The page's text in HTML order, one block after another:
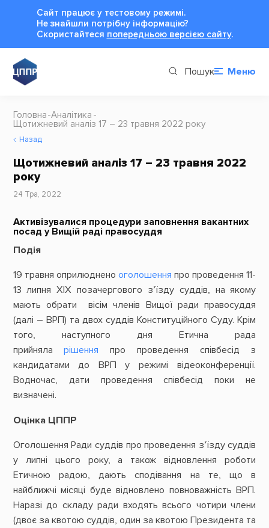
Сайт працює у тестовому режимі.
Не знайшли потрібну інформацію?
Cкористайтеся попередньою версією сайту.
Пошук Меню
Головна Аналітика
Щотижневий аналіз 17 – 23 травня 2022 рокy
Назад
Щотижневий аналіз 17 – 23 травня 2022
рокy
24 Тра, 2022
Активізувалися процедури заповнення вакантних
посад у Вищій раді правосуддя
Подія
19 травня оприлюднено оголошення про проведення 11-
13 липня ХІХ позачергового з’їзду суддів, на якому
мають обрати вісім членів Вищої ради правосуддя
(далі – ВРП) та двох суддів Конституційного Суду. Крім
того, наступного дня Етична рада
прийняларішення про проведення співбесід з
кандидатами до ВРП у режимі відеоконференції.
Водночас, дати проведення співбесід поки не
визначені.
Оцінка ЦППР
Оголошення Ради суддів про проведення з’їзду суддів
у липні цього року, а також відновлення роботи
Етичною радою, дають сподівання на те, що в
найближчі місяці буде відновлено повноважність ВРП.
Наразі до складу ради входять всього чотири члени
(двоє за квотою суддів, один за квотою Президента та